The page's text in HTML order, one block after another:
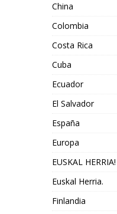
China
Colombia
Costa Rica
Cuba
Ecuador
El Salvador
España
Europa
EUSKAL HERRIA!
Euskal Herria.
Finlandia